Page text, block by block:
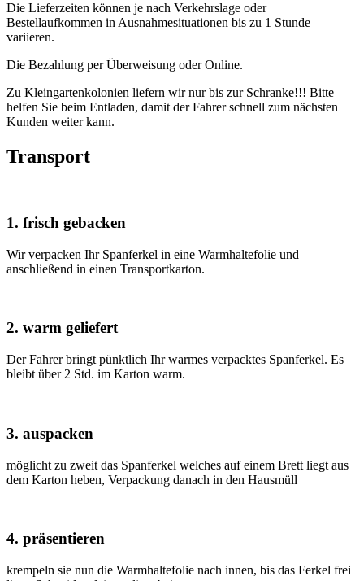
Die Lieferzeiten können je nach Verkehrslage oder
Bestellaufkommen in Ausnahmesituationen bis zu 1 Stunde
variieren.
Die Bezahlung per Überweisung oder Online.
Zu Kleingartenkolonien liefern wir nur bis zur Schranke!!! Bitte
helfen Sie beim Entladen, damit der Fahrer schnell zum nächsten
Kunden weiter kann.
Transport
1. frisch gebacken
Wir verpacken Ihr Spanferkel in eine Warmhaltefolie und
anschließend in einen Transportkarton.
2. warm geliefert
Der Fahrer bringt pünktlich Ihr warmes verpacktes Spanferkel. Es
bleibt über 2 Std. im Karton warm.
3. auspacken
möglicht zu zweit das Spanferkel welches auf einem Brett liegt aus
dem Karton heben, Verpackung danach in den Hausmüll
4. präsentieren
krempeln sie nun die Warmhaltefolie nach innen, bis das Ferkel frei